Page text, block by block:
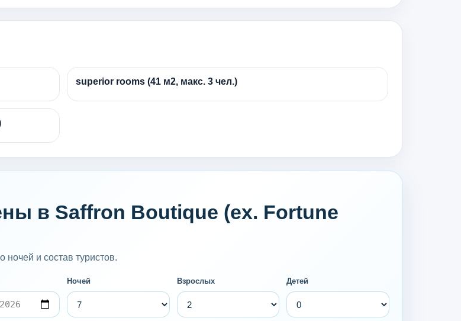
superior rooms (41 м2, макс. 3 чел.)
в Saffron Boutique (ex. Fortune
ночей и состав туристов.
Ночей Взрослых Детей